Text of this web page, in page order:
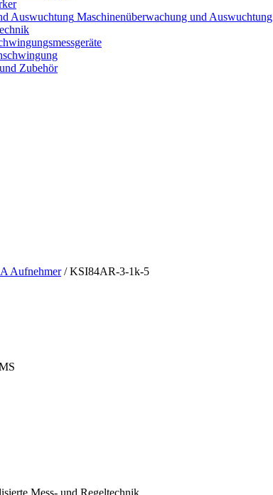
Maschinen­überwachung und Auswuchtung
Zubehör
Aufnehmer/KSI84AR-3-1k-5